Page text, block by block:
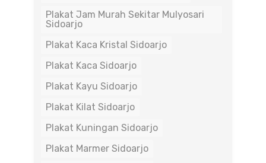
Plakat Jam Murah Sekitar Mulyosari
Sidoarjo
Plakat Kaca Kristal Sidoarjo
Plakat Kaca Sidoarjo
Plakat Kayu Sidoarjo
Plakat Kilat Sidoarjo
Plakat Kuningan Sidoarjo
Plakat Marmer Sidoarjo